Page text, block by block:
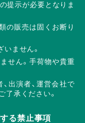
提示が必要となりま
の販売は固くお断り
ません。
せん。手荷物や貴重
出演者、運営会社で
了承ください。
る禁止事項